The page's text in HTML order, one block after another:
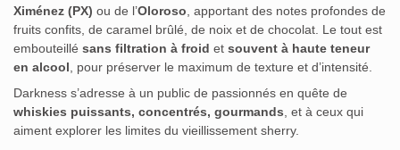
Ximénez (PX) ou de l’Oloroso , apportant des notes profondes de
fruits confits, de caramel brûlé, de noix et de chocolat. Le tout est
embouteillé sans filtration à froid et souvent à haute teneur
en alcool , pour préserver le maximum de texture et d’intensité.
Darkness s’adresse à un public de passionnés en quête de
whiskies puissants, concentrés, gourmands , et à ceux qui
aiment explorer les limites du vieillissement sherry.